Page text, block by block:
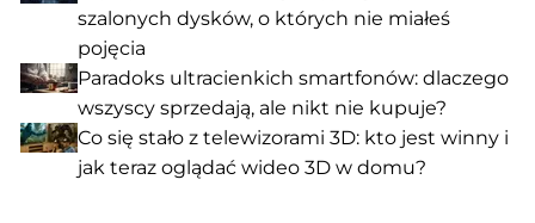
szalonych dysków, o których nie miałeś
pojęcia
Paradoks ultracienkich smartfonów: dlaczego
wszyscy sprzedają, ale nikt nie kupuje?
Co się stało z telewizorami 3D: kto jest winny i
jak teraz oglądać wideo 3D w domu?